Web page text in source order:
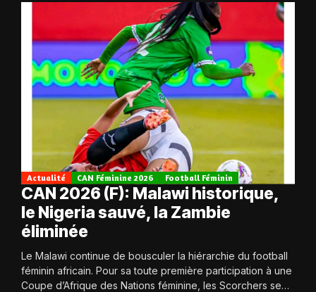
Actualité CAN Féminine 2026 Football Féminin
CAN 2026 (F): Malawi historique,
le Nigeria sauvé, la Zambie
éliminée
Le Malawi continue de bousculer la hiérarchie du football
féminin africain. Pour sa toute première participation à une
Coupe d’Afrique des Nations féminine, les Scorchers se